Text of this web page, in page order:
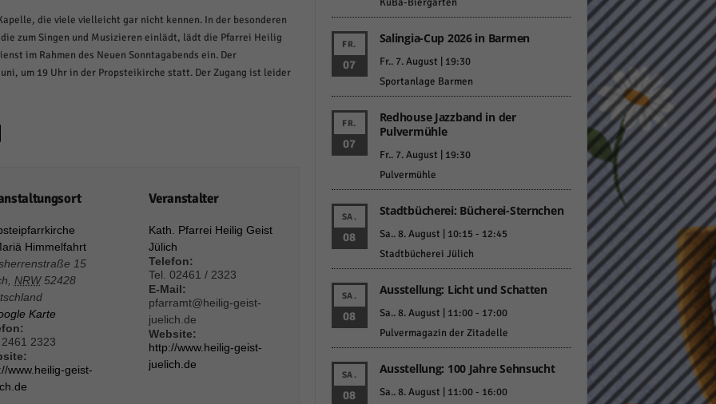
die viele vielleicht gar nicht kennen. In der besonderen
zum Singen und Musizieren einlädt, lädt die Pfarrei Heilig
im Rahmen des Neuen Sonntagabends ein. Der
um 19 Uhr in der Propsteikirche statt. Der Zugang ist leider
Himmelfahrt
15
NRW 52428
Karte
2323
www.heilig-geist-
Veranstalter
Kath. Pfarrei Heilig Geist
Jülich
Telefon:
Tel. 02461 / 2323
E-Mail:
pfarramt@heilig-geist-
juelich.de
Website:
http://www.heilig-geist-
juelich.de
FR.
07
Salingia-Cup 2026 in Barmen
Fr.. 7. August | 19:30
Sportanlage Barmen
FR.
07
Redhouse Jazzband in der
Pulvermühle
Fr.. 7. August | 19:30
Pulvermühle
SA.
08
Stadtbücherei: Bücherei-Sternchen
Sa.. 8. August | 10:15 - 12:45
Stadtbücherei Jülich
SA.
08
Ausstellung: Licht und Schatten
Sa.. 8. August | 11:00- 17:00
Pulvermagazin der Zitadelle
SA.
08
Ausstellung: 100 Jahre Sehnsucht
Sa.. 8. August | 11:00- 16:00
(1)
Cookies ermöglichen grundlegende Funktionen und sind für die einwandfreie
der Website erforderlich.
(1) Statistiken
Cookies erfassen Informationen anonym. Diese Informationen helfen uns zu verstehen,
Marketing
Cookies werden von Drittanbietern oder Publishern verwendet, um personalisierte
anzuzeigen. Sie tun dies, indem sie Besucher über Websites hinweg verfolgen.
Cookie-Informationen anzeigen
Medien (6) Externe Medien
von Videoplattformen und Social-Media-Plattformen werden standardmäßig blockiert.
Cookies von externen Medien akzeptiert werden, bedarf der Zugriff auf diese Inhalte
manuellen Einwilligung mehr.